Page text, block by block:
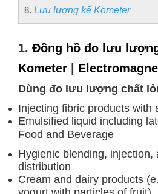
Lưu lượng kế Kometer
1. Đồng hồ đo lưu
Kometer
Dùng đo lưu lượng chất
Injecting fibric products with
Emulsified liquid including
Food and Beverage
Hygienic blending, injection,
distribution
Cream and dairy products